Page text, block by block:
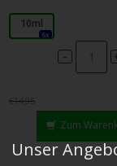
10ml
6x
-
€14,95
Zum
Unser